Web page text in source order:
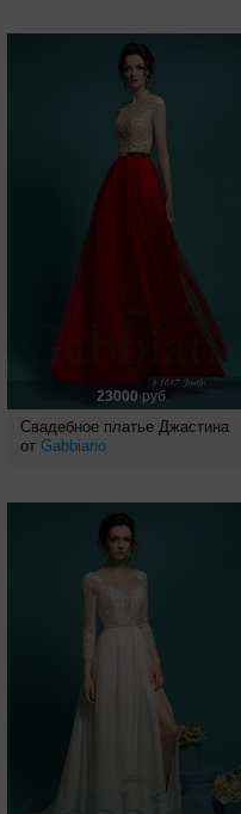
23000руб.
Свадебное платье Джастина
от Gabbiano